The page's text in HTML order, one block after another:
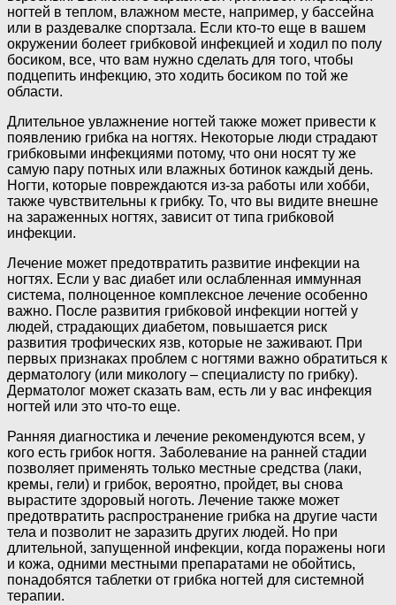
ногтей в теплом, влажном месте, например, у бассейна
или в раздевалке спортзала. Если кто-то еще в вашем
окружении болеет грибковой инфекцией и ходил по полу
босиком, все, что вам нужно сделать для того, чтобы
подцепить инфекцию, это ходить босиком по той же
области.
Длительное увлажнение ногтей также может привести к
появлению грибка на ногтях. Некоторые люди страдают
грибковыми инфекциями потому, что они носят ту же
самую пару потных или влажных ботинок каждый день.
Ногти, которые повреждаются из-за работы или хобби,
также чувствительны к грибку. То, что вы видите внешне
на зараженных ногтях, зависит от типа грибковой
инфекции.
Лечение может предотвратить развитие инфекции на
ногтях. Если у вас диабет или ослабленная иммунная
система, полноценное комплексное лечение особенно
важно. После развития грибковой инфекции ногтей у
людей, страдающих диабетом, повышается риск
развития трофических язв, которые не заживают. При
первых признаках проблем с ногтями важно обратиться к
дерматологу (или микологу – специалисту по грибку).
Дерматолог может сказать вам, есть ли у вас инфекция
ногтей или это что-то еще.
Ранняя диагностика и лечение рекомендуются всем, у
кого есть грибок ногтя. Заболевание на ранней стадии
позволяет применять только местные средства (лаки,
кремы, гели) и грибок, вероятно, пройдет, вы снова
вырастите здоровый ноготь. Лечение также может
предотвратить распространение грибка на другие части
тела и позволит не заразить других людей. Но при
длительной, запущенной инфекции, когда поражены ноги
и кожа, одними местными препаратами не обойтись,
понадобятся таблетки от грибка ногтей для системной
терапии.